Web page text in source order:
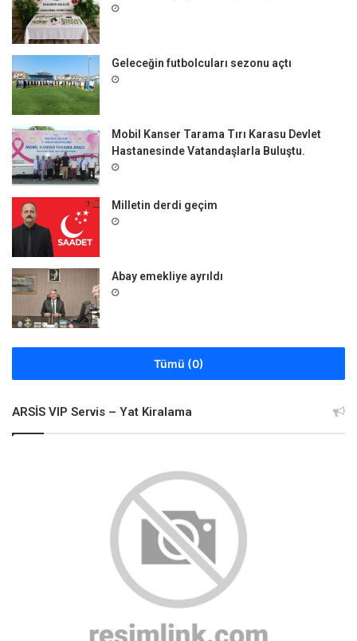
Geleceğin futbolcuları sezonu açtı
Mobil Kanser Tarama Tırı Karasu Devlet
Hastanesinde Vatandaşlarla Buluştu.
Milletin derdi geçim
Abay emekliye ayrıldı
Tümü (0)
ARSİS VIP Servis – Yat Kiralama